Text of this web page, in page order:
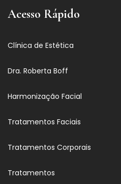
Acesso Rápido
Clínica de Estética
Dra. Roberta Boff
Harmonização Facial
Tratamentos Faciais
Tratamentos Corporais
Tratamentos